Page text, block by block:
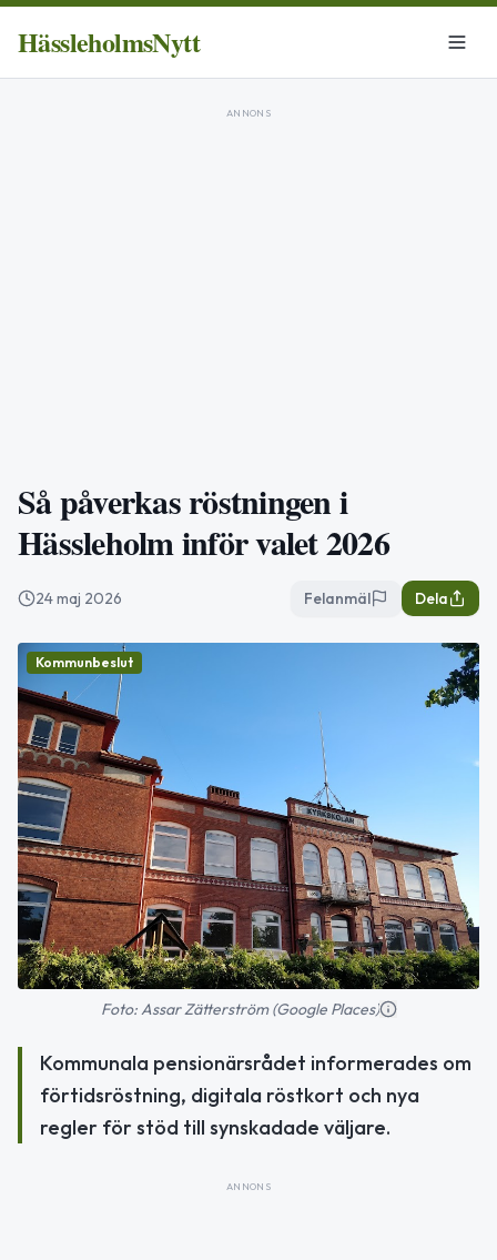
HässleholmsNytt
ANNONS
Så påverkas röstningen i
Hässleholm inför valet 2026
24 maj 2026 Felanmäl Dela
Kommunbeslut
Foto: Assar Zätterström (Google Places)
Kommunala pensionärsrådet informerades om
förtidsröstning, digitala röstkort och nya
regler för stöd till synskadade väljare.
ANNONS